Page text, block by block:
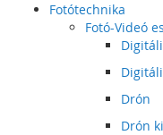
Fotótechnika
Fotó-Videó
Drón
Drón